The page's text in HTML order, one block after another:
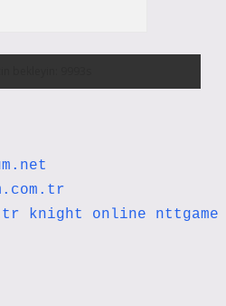
knight online
nttgame